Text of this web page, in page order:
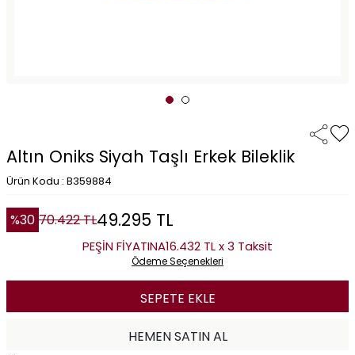
Altın Oniks Siyah Taşlı Erkek Bileklik
Ürün Kodu : B359884
%30 70.422TL49.295 TL
PEŞİN FİYATINA16.432 TL x 3 Taksit
Ödeme Seçenekleri
SEPETE EKLE
HEMEN SATIN AL